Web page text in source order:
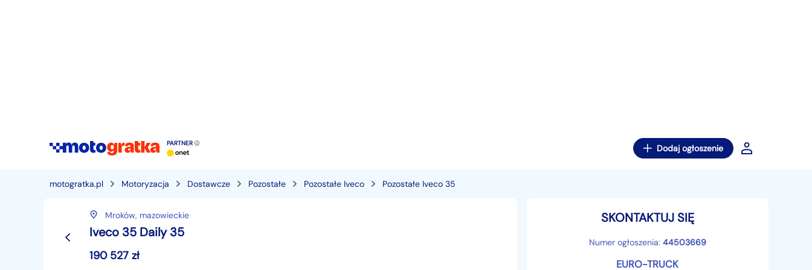
PARTNER Dodaj ogłoszenie
motogratka.pl Motoryzacja Dostawcze Pozostałe Pozostałe Iveco Pozostałe Iveco 35
Mroków, mazowieckie
Iveco 35 Daily 35
190 527 zł
SKONTAKTUJ SIĘ
Numer ogłoszenia: 44503669
EURO-TRUCK